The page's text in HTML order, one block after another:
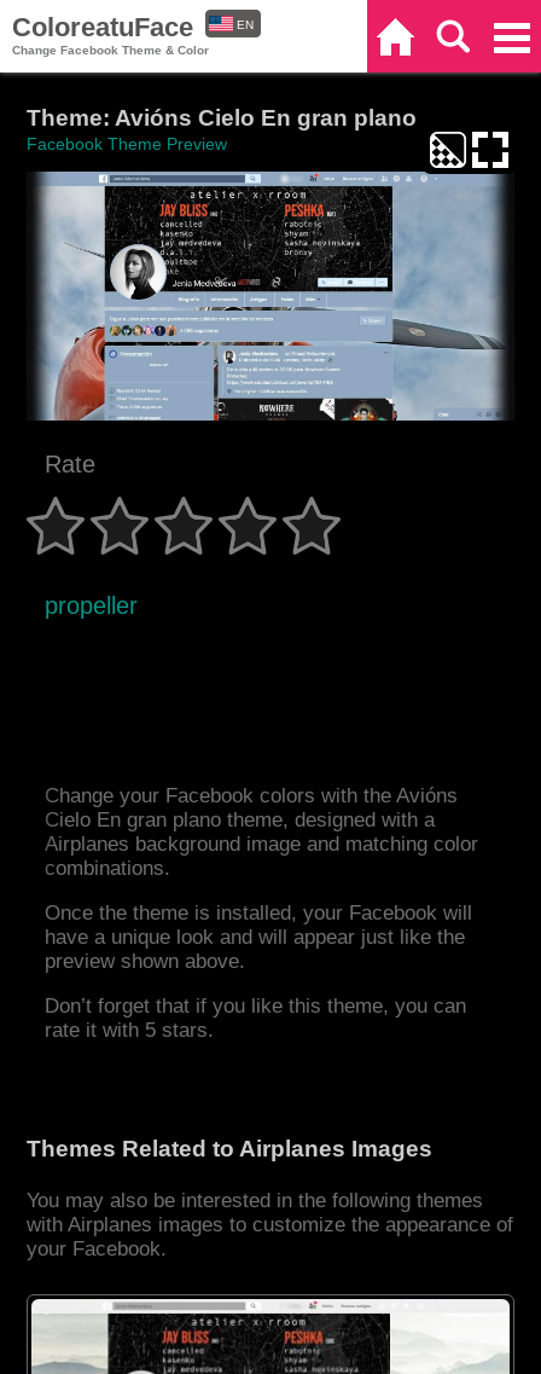
ColoreatuFace
Change Facebook Theme & Color
EN
Theme: Avións Cielo En gran plano
Facebook Theme Preview
Rate
propeller
Change your Facebook colors with the Avións
Cielo En gran plano theme, designed with a
Airplanes background image and matching color
combinations.
Once the theme is installed, your Facebook will
have a unique look and will appear just like the
preview shown above.
Don’t forget that if you like this theme, you can
rate it with 5 stars.
Themes Related to Airplanes Images
You may also be interested in the following themes
with Airplanes images to customize the appearance of
your Facebook.